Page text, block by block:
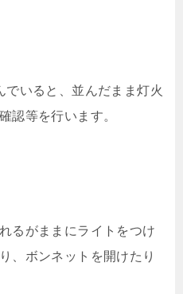
いると、並んだまま灯火
認等を行います。
るがままにライトをつけ
、ボンネットを開けたり